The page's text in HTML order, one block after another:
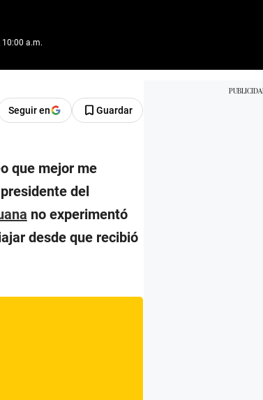
a.m.
Seguir en Guardar
que mejor me
del
no experimentó
desde que recibió